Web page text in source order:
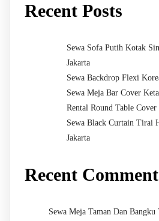
Recent Posts
Sewa Sofa Putih Kotak
Jakarta
Sewa Backdrop Flexi
Sewa Meja Bar Cover
Rental Round Table
Sewa Black Curtain Tirai
Jakarta
Recent
Sewa Meja Taman Dan